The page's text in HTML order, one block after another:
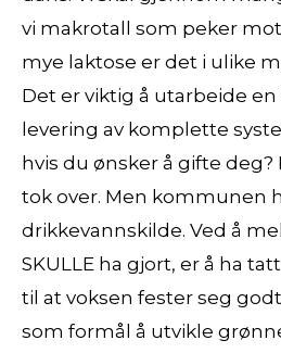
vi makrotall som peker
mye laktose er det i ulike
Det er viktig å utarbeide
levering av komplette
hvis du ønsker å gifte
tok over. Men kommunen
drikkevannskilde. Ved å
SKULLE ha gjort, er å ha
til at voksen fester seg
som formål å utvikle